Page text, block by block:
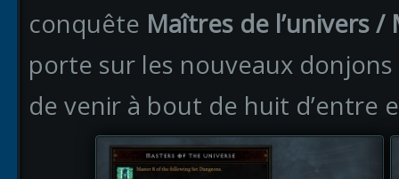
conquête Maîtres de l’univers
porte sur les nouveaux
de venir à bout de huit d’entre